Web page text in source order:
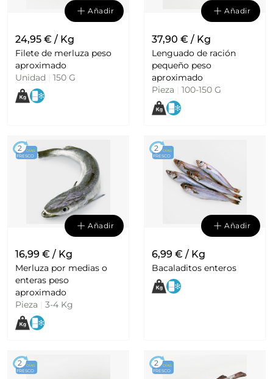
Añadir
24,95 € / Kg
Filete de merluza peso
aproximado
Unidad
150 G
Añadir
37,90 € / Kg
Lenguado de ración
pequeño peso
aproximado
Pieza
100-150 G
2 DÍAS
FRESCO
Añadir
16,99 € / Kg
Merluza por medias o
enteras peso
aproximado
Pieza
3-4 Kg
2 DÍAS
FRESCO
Añadir
6,99 € / Kg
Bacaladitos enteros
2 DÍAS
FRESCO
2 DÍAS
FRESCO